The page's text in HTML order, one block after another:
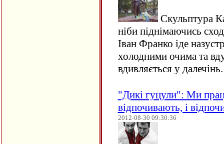
Скульптура
ніби піднімаючись
Іван Франко іде
холодними очима та
вдивляється у далечінь.
"Дикі гуцули": Ми
відпочивають, і
2012-08-30 09:30:36